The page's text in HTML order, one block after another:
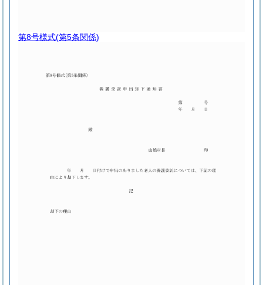
第8号様式(第5条関係)